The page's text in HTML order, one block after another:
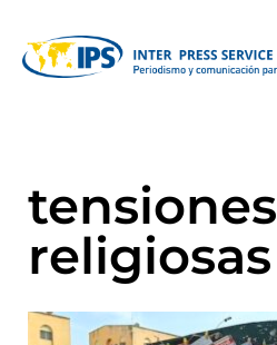
tensiones
religiosas